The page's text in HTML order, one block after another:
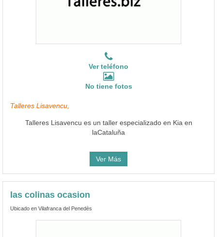
Ver teléfono
No tiene fotos
Talleres Lisavencu,
Talleres Lisavencu es un taller especializado en Kia en
laCataluña
Ver Más
las colinas ocasion
Ubicado en Vilafranca del Penedès